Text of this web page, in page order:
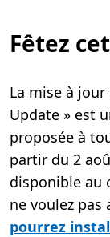
Fêtez
La mise à
Update » est
proposée à
partir du 2
disponible au
ne voulez pas
pourrez